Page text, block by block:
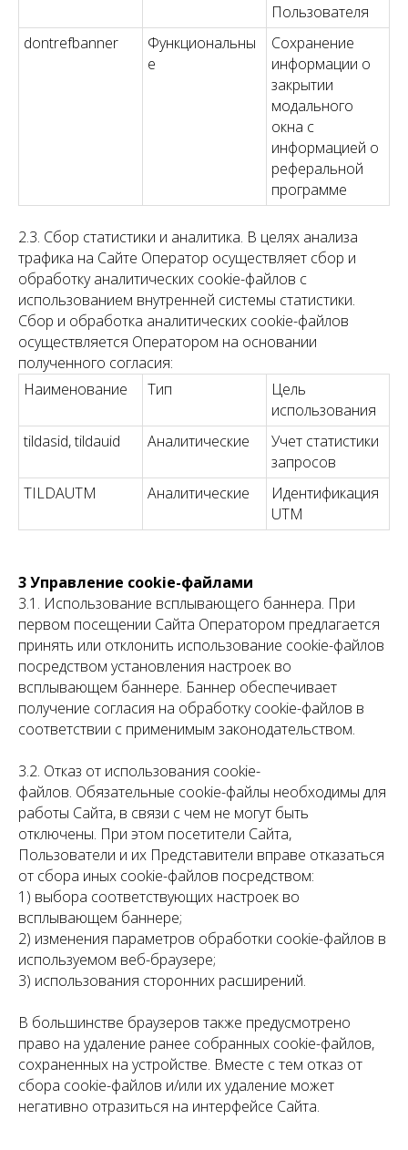
Пользователя
dontrefbanner
Функциональны
е
Сохранение
информации о
закрытии
модального
окна с
информацией о
реферальной
программе
2.3. Сбор статистики и аналитика. В целях анализа
трафика на Сайте Оператор осуществляет сбор и
обработку аналитических cookie-файлов с
использованием внутренней системы статистики.
Сбор и обработка аналитических cookie-файлов
осуществляется Оператором на основании
полученного согласия:
Наименование
Тип
Цель
использования
tildasid, tildauid
Аналитические
Учет статистики
запросов
TILDAUTM
Аналитические
Идентификация
UTM
3 Управление cookie-файлами
3.1. Использование всплывающего баннера. При
первом посещении Сайта Оператором предлагается
принять или отклонить использование cookie-файлов
посредством установления настроек во
всплывающем баннере. Баннер обеспечивает
получение согласия на обработку cookie-файлов в
соответствии с применимым законодательством.
3.2. Отказ от использования cookie-
файлов. Обязательные cookie-файлы необходимы для
работы Сайта, в связи с чем не могут быть
отключены. При этом посетители Сайта,
Пользователи и их Представители вправе отказаться
от сбора иных cookie-файлов посредством:
1) выбора соответствующих настроек во
всплывающем баннере;
2) изменения параметров обработки cookie-файлов в
используемом веб-браузере;
3) использования сторонних расширений.
В большинстве браузеров также предусмотрено
право на удаление ранее собранных cookie-файлов,
сохраненных на устройстве. Вместе с тем отказ от
сбора cookie-файлов и/или их удаление может
негативно отразиться на интерфейсе Сайта.